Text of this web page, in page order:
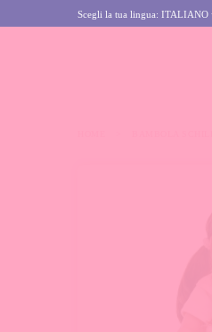
Scegli la tua lingua: ITALIANO